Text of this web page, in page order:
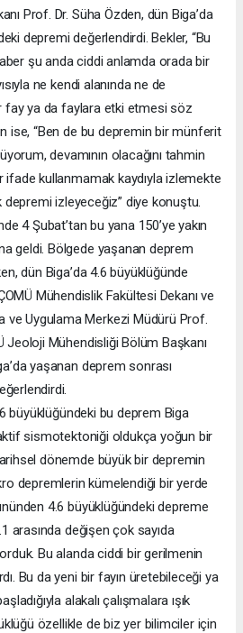
Prof. Dr. Süha Özden, dün Biga’da
depremi değerlendirdi. Bekler, “Bu
şu anda ciddi anlamda orada bir
ne kendi alanında ne de
fay ya da faylara etki etmesi söz
ise, “Ben de bu depremin bir münferit
devamının olacağını tahmin
kullanmamak kaydıyla izlemekte
izleyeceğiz” diye konuştu.
4 Şubat’tan bu yana 150’ye yakın
geldi. Bölgede yaşanan deprem
dün Biga’da 4.6 büyüklüğünde
Mühendislik Fakültesi Dekanı ve
ve Uygulama Merkezi Müdürü Prof.
Jeoloji Mühendisliği Bölüm Başkanı
yaşanan deprem sonrası
büyüklüğündeki bu deprem Biga
aktif sismotektoniği oldukça yoğun bir
dönemde büyük bir depremin
depremlerin kümelendiği bir yerde
4.6 büyüklüğündeki depreme
arasında değişen çok sayıda
Bu alanda ciddi bir gerilmenin
Bu da yeni bir fayın üretebileceği ya
alakalı çalışmalara ışık
özellikle de biz yer bilimciler için